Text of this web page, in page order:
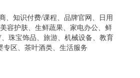
、知识付费/课程、品牌官网、日用
容护肤、生鲜蔬果、家电办公、鲜
珠宝饰品、旅游、机械设备、教育
专区、茶叶酒类、生活服务